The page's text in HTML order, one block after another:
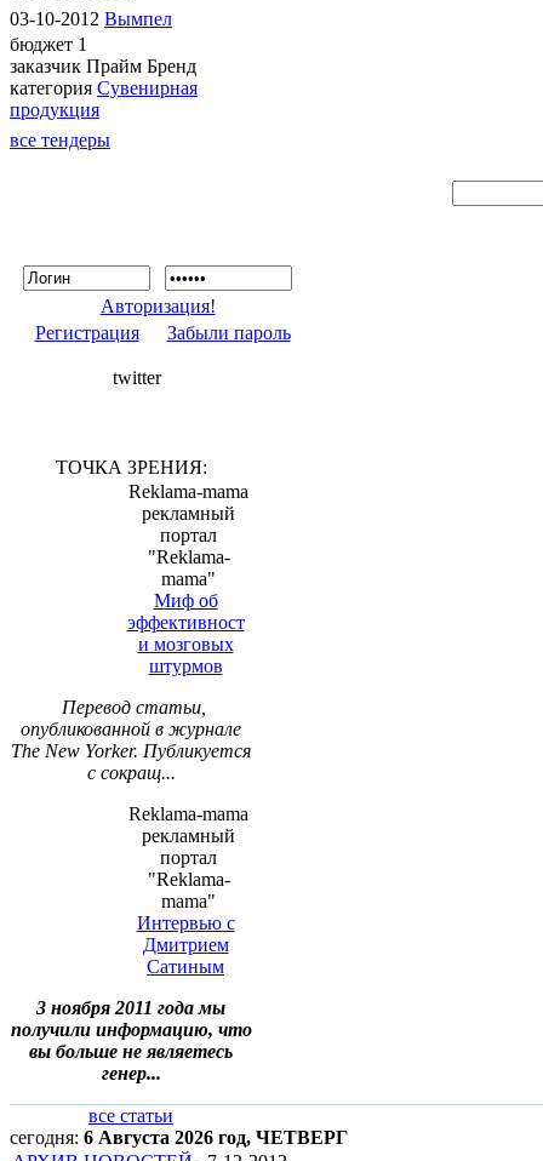
03-10-2012 Вымпел
бюджет 1
заказчик Прайм Бренд
категория Сувенирная
продукция
все тендеры
Авторизация!
Регистрация
Забыли пароль
twitter
ТОЧКА ЗРЕНИЯ:
Reklama-mama
рекламный
портал
"Reklama-
mama"
Миф об
эффективност
и мозговых
штурмов
Перевод статьи,
опубликованной в журнале
The New Yorker. Публикуется
с сокращ...
Reklama-mama
рекламный
портал
"Reklama-
mama"
Интервью с
Дмитрием
Сатиным
3 ноября 2011 года мы
получили информацию, что
вы больше не являетесь
генер...
все статьи
сегодня: 6 Августа 2026 год, ЧЕТВЕРГ